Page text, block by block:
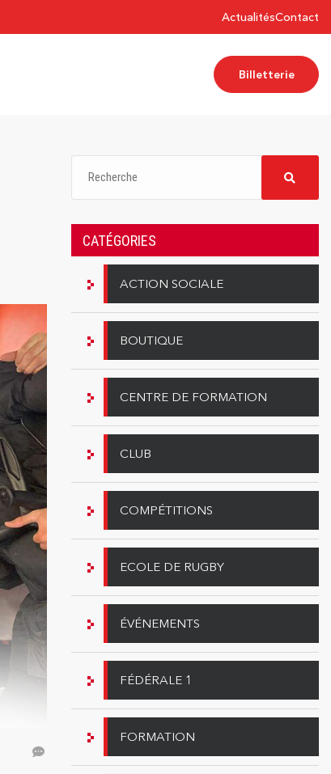
ActualitésContact
Billetterie
CATÉGORIES
ACTION SOCIALE
BOUTIQUE
CENTRE DE FORMATION
CLUB
COMPÉTITIONS
ECOLE DE RUGBY
ÉVÉNEMENTS
FÉDÉRALE 1
FORMATION